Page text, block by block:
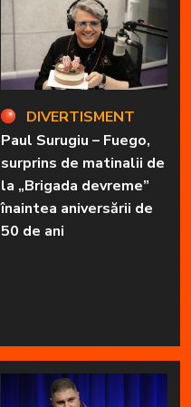
DIVERTISMENT
Paul Surugiu – Fuego,
surprins de matinalii de
la „Brigada devreme”
înaintea aniversării de
50 de ani